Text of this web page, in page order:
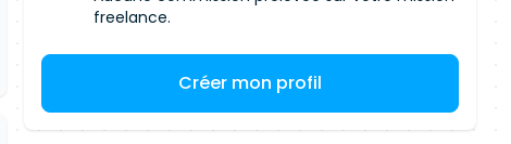
freelance.
Créer mon profil